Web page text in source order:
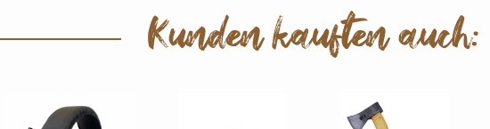
Kunden kauften auch: